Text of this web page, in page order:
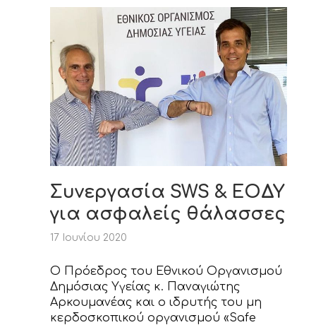
Συνεργασία SWS & ΕΟΔΥ
για ασφαλείς θάλασσες
17 Ιουνίου 2020
O Πρόεδρος του Εθνικού Οργανισμού
Δημόσιας Υγείας κ. Παναγιώτης
Αρκουμανέας και ο ιδρυτής του μη
κερδοσκοπικού οργανισμού «Safe